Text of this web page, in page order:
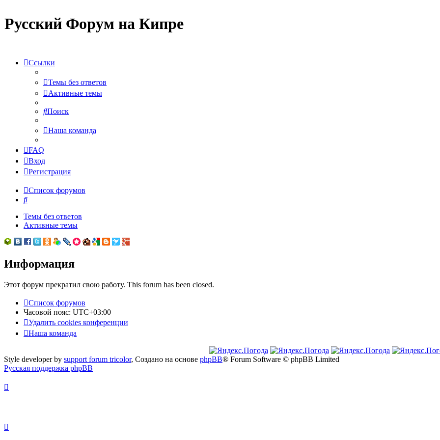
Русский Форум на Кипре
Ссылки
Темы без ответов
Активные темы
Поиск
Наша команда
FAQ
Вход
Регистрация
Список форумов
Поиск
Темы без ответов
Активные темы
Информация
Этот форум прекратил свою работу. This forum has been closed.
Список форумов
Часовой пояс: UTC+03:00
Удалить cookies конференции
Наша команда
Style developer by support forum tricolor, Создано на основе phpBB® Forum Software © phpBB Limited
Русская поддержка phpBB